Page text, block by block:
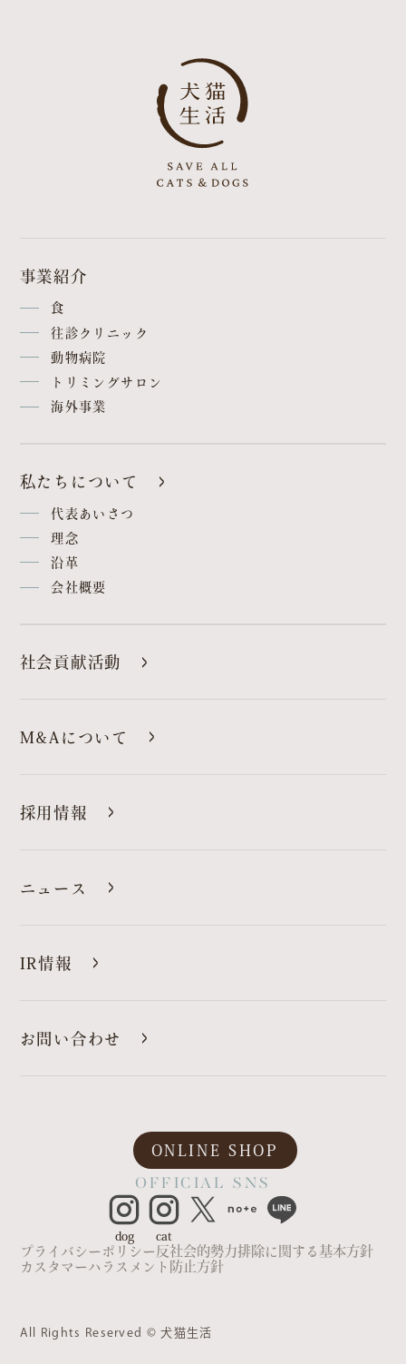
事業紹介
食
往診クリニック
動物病院
トリミングサロン
海外事業
私たちについて
代表あいさつ
理念
沿革
会社概要
社会貢献活動
M&Aについて
採用情報
ニュース
IR情報
お問い合わせ
OFFICIAL SNS
dog cat
ONLINE SHOP
プライバシーポリシー 反社会的勢力排除に関する基本方針
カスタマーハラスメント防止方針
All Rights Reserved © ⽝猫⽣活